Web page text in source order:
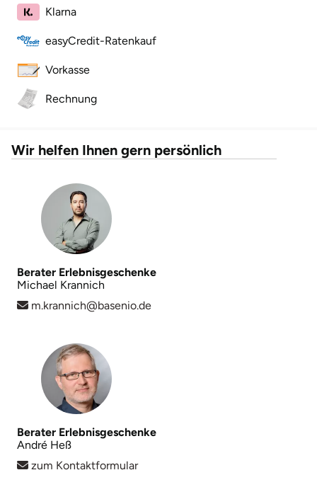
Klarna
easyCredit-Ratenkauf
Vorkasse
Rechnung
Wir helfen Ihnen gern persönlich
Berater Erlebnisgeschenke
Michael Krannich
m.krannich@basenio.de
Berater Erlebnisgeschenke
André Heß
zum Kontaktformular